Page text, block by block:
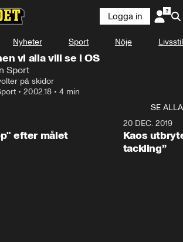
Logga in
Nyheter Sport Nöje Livsstil
vi alla vill se i OS
Sport
på skidor
• 20.02.18 • 4 min
SE ALLA
efter målet
20 DEC. 2019
Kaos
tackling”